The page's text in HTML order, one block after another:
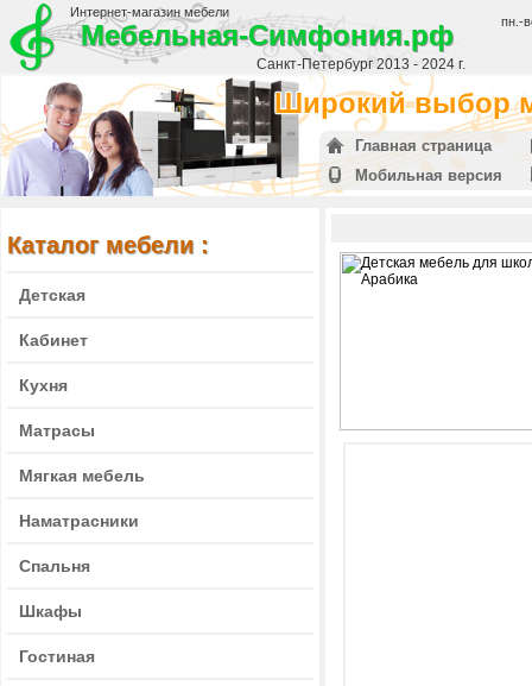
Интернет-магазин мебели
Мебельная-Симфония.рф
Санкт-Петербург 2013 - 2024 г.
пн.-
Широкий выбор
Главная страница
Мобильная версия
Каталог мебели :
Детская
Кабинет
Кухня
Матрасы
Мягкая мебель
Наматрасники
Спальня
Шкафы
Гостиная